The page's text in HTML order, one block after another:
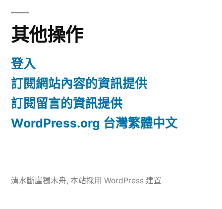
其他操作
登入
訂閱網站內容的資訊提供
訂閱留言的資訊提供
WordPress.org 台灣繁體中文
清水斷崖獨木舟, 本站採用 WordPress 建置